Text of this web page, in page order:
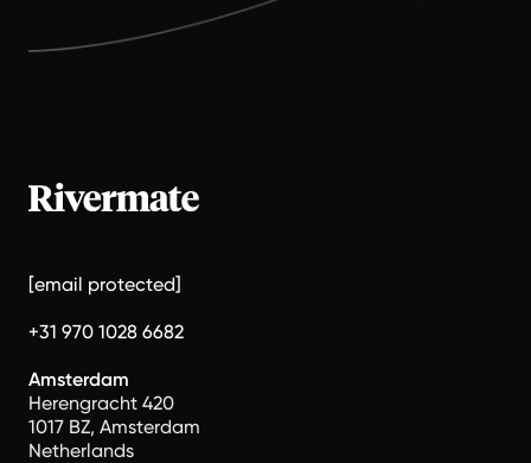
[email protected]
+31 970 1028 6682
Amsterdam
Herengracht 420
1017 BZ, Amsterdam
Netherlands